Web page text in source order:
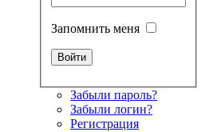
Запомнить меня
Забыли пароль?
Забыли логин?
Регистрация